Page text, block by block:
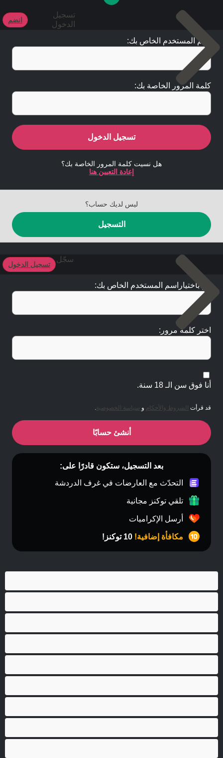
تسجيل
الدخول
انضم
اسم المستخدم الخاص بك:
كلمة المرور الخاصة بك:
تسجيل الدخول
هل نسيت كلمة المرور الخاصة بك؟
إعادة التعيين هنا
ليس لديك حساب؟
التسجيل
سجّل
تسجيل الدخول
قم باختياراسم المستخدم الخاص بك:
اختر كلمة مرور:
أنا فوق سن الـ 18 سنة.
قد قرأت الشروط والأحكام و سياسة الخصوصية.
أنشئ حسابًا
بعد التسجيل، ستكون قادرًا على:
التحدّث مع العارضات في غرف الدردشة
تلقي توكنز مجانية
أرسل الإكراميات
مكافأة إضافية!